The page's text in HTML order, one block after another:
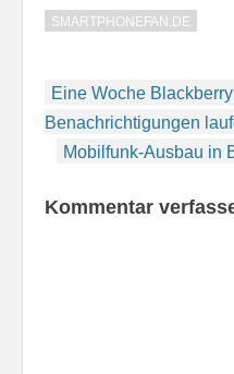
SMARTPHONEFAN.DE
Eine Woche
Benachrichtigungen
Mobilfunk-Ausbau in
Kommentar